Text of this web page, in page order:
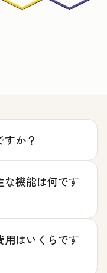
すか？
な機能は何です
用はいくらです